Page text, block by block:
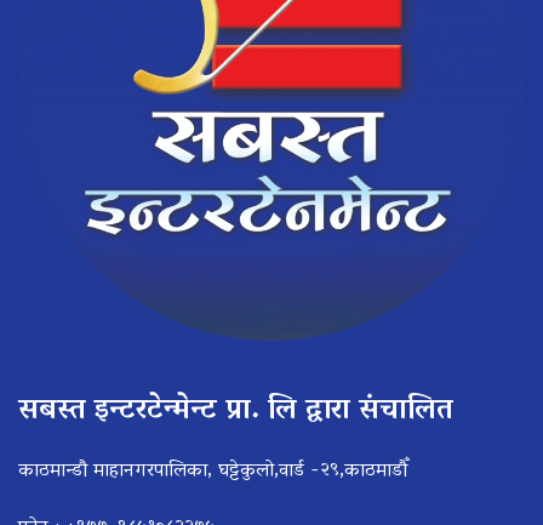
सबस्त इन्टरटेन्मेन्ट प्रा. लि द्वारा संचालित
काठमान्डौ माहानगरपालिका, घट्टेकुलो,वार्ड -२९,काठमाडौँ